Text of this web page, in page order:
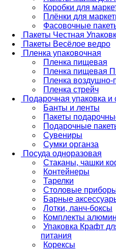
Коробки для
Плёнки для
Фасовочные
Пакеты Честная
Пакеты Весёлое ведро
Пленка упаковочная
Пленка пищевая
Пленка пищевая
Пленка воздушно-
Пленка стрейч
Подарочная упаковка и
Банты и ленты
Пакеты
Подарочные
Сувениры
Сумки органза
Посуда одноразовая
Стаканы, чашки
Контейнеры
Тарелки
Столовые
Барные
Лотки, ланч-боксы
Комплекты
Упаковка Крафт
питания
Корексы